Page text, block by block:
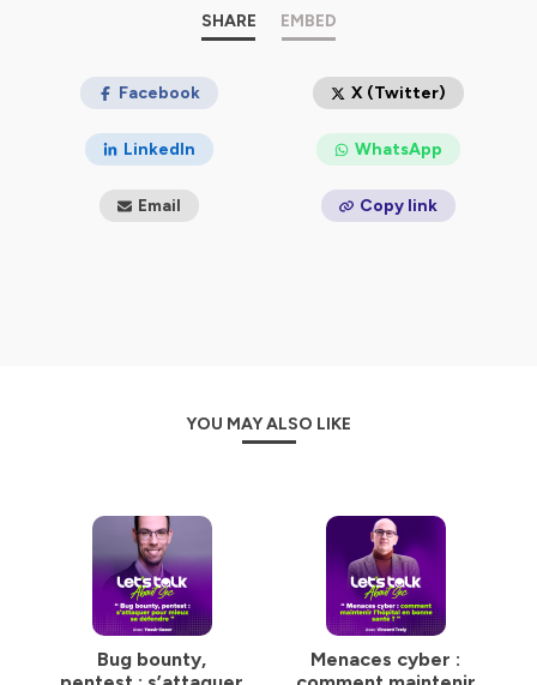
Si vous êtes à la recherche de solutions concrètes et
entre pairs, ce podcast est pour vous ! Et n’hésitez pas
prochains épisodes. A bientôt !
ausha.co/politique-de-
confidentialitepour plus d'informations.
SHARE EMBED
Facebook X (Twitter)
LinkedIn WhatsApp
Email Copy link
YOU MAY ALSO LIKE
Bug bounty,
Menaces cyber :